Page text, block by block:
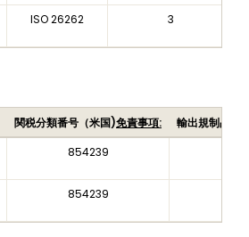
ISO 26262 3
関税分類番号（米国)免責事項:
輸出規制品目
854239
854239